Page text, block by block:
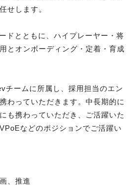
せします。
ドとともに、ハイプレーヤー・将
とオンボーディング・定着・育成
チームに所属し、採用担当のエン
わっていただきます。中長期的に
も携わっていただき、ご活躍いた
などのポジションでご活躍い
、推進